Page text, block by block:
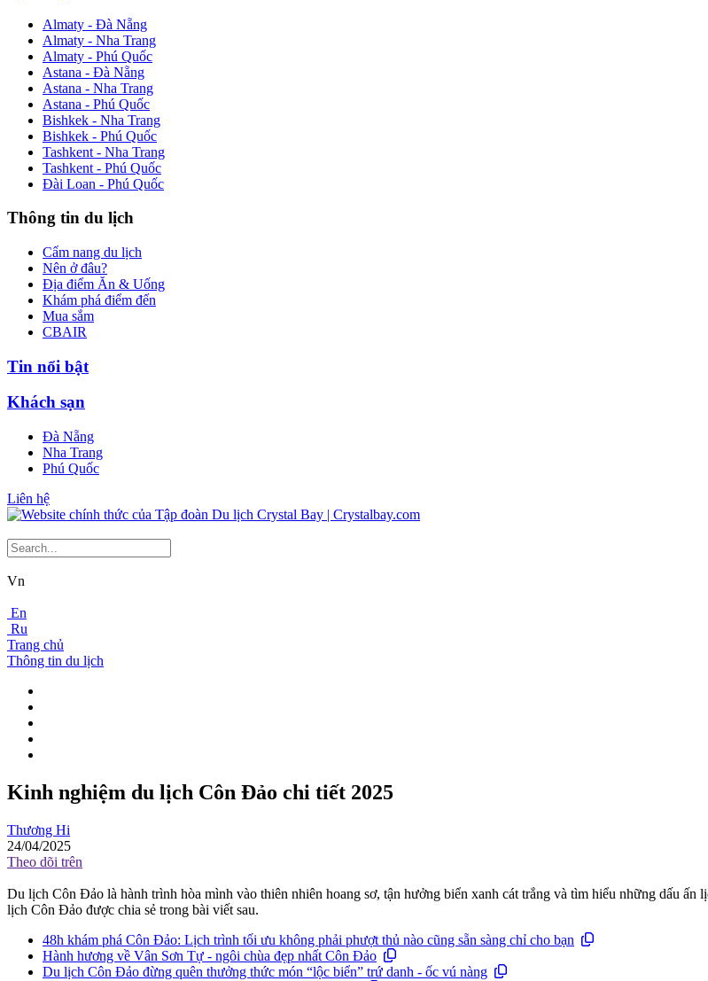
Almaty - Đà Nẵng
Almaty - Nha Trang
Almaty - Phú Quốc
Astana - Đà Nẵng
Astana - Nha Trang
Astana - Phú Quốc
Bishkek - Nha Trang
Bishkek - Phú Quốc
Tashkent - Nha Trang
Tashkent - Phú Quốc
Đài Loan - Phú Quốc
Thông tin du lịch
Cẩm nang du lịch
Nên ở đâu?
Địa điểm Ăn & Uống
Khám phá điểm đến
Mua sắm
CBAIR
Tin nổi bật
Khách sạn
Đà Nẵng
Nha Trang
Phú Quốc
Liên hệ
Vn
En
Ru
Trang chủ
Thông tin du lịch
Kinh nghiệm du lịch Côn Đảo chi tiết 2025
Thương Hi
24/04/2025
Theo dõi trên
Du lịch Côn Đảo là hành trình hòa mình vào thiên nhiên hoang sơ, tận hưởng biển xanh cát trắng và tìm hiểu những dấu
lịch Côn Đảo được chia sẻ trong bài viết sau.
48h khám phá Côn Đảo: Lịch trình tối ưu không phải phượt thủ nào cũng sẵn sàng chỉ cho bạn
Hành hương về Vân Sơn Tự - ngôi chùa đẹp nhất Côn Đảo
Du lịch Côn Đảo đừng quên thưởng thức món “lộc biển” trứ danh - ốc vú nàng